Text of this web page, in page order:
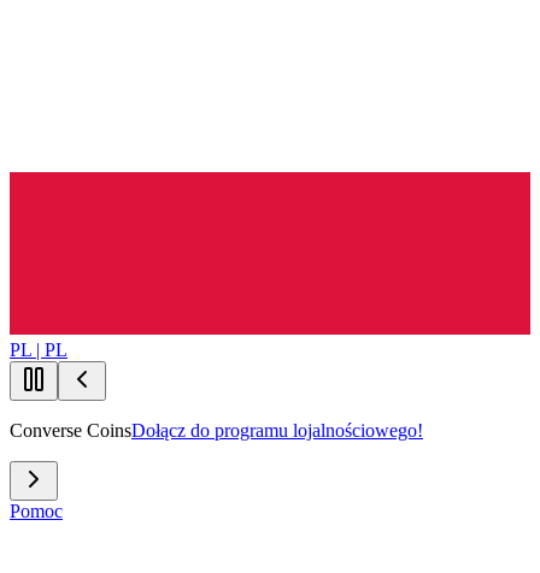
PL | PL
Converse CoinsDołącz do programu lojalnościowego!
Pomoc